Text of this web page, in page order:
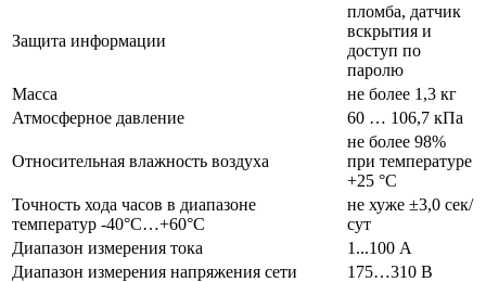
Защита информации
пломба, датчик
вскрытия и
доступ по
паролю
Масса
не более 1,3 кг
Атмосферное давление
60 … 106,7 кПа
Относительная влажность воздуха
не более 98%
при температуре
+25 °С
Точность хода часов в диапазоне
температур -40°С…+60°С
не хуже ±3,0 сек/
сут
Диапазон измерения тока
1...100 А
Диапазон измерения напряжения сети
175…310 В